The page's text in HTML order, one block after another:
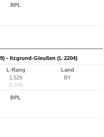
BPL
- Itzgrund-Gleußen (L 2204)
L-Rang
1.529
(1.116)
Land
BY
BPL